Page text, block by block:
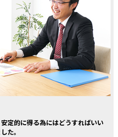
定的に得る為にはどうすればいい
た。